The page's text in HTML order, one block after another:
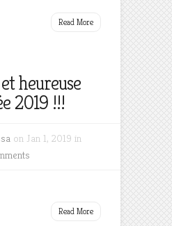
Read More
heureuse
2019 !!!
on Jan 1, 2019 in
Read More